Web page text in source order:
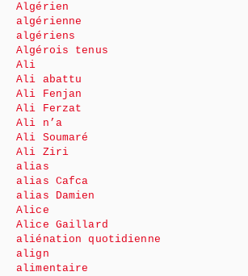
Algérien
algérienne
algériens
Algérois tenus
Ali
Ali abattu
Ali Fenjan
Ali Ferzat
Ali n’a
Ali Soumaré
Ali Ziri
alias
alias Cafca
alias Damien
Alice
Alice Gaillard
aliénation quotidienne
align
alimentaire